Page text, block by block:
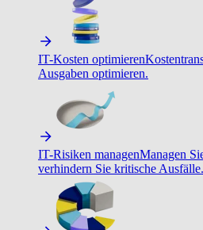
IT-Kosten optimieren
Ausgaben optimieren.
IT-Risiken managenManagen
verhindern Sie kritische Ausfälle.